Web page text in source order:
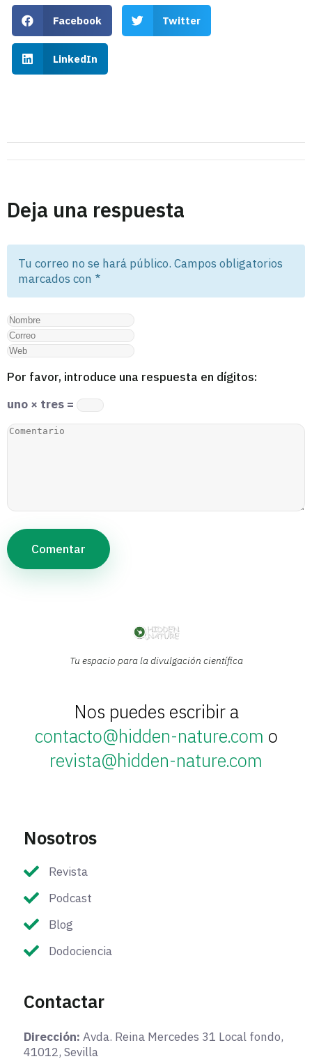
Facebook Twitter
LinkedIn
Deja una respuesta
Tu correo no se hará público. Campos obligatorios
marcados con *
Por favor, introduce una respuesta en dígitos:
uno × tres =
Tu espacio para la divulgación científica
Nos puedes escribir a
contacto@hidden-nature.com o
revista@hidden-nature.com
Nosotros
Revista
Podcast
Blog
Dodociencia
Contactar
Dirección: Avda. Reina Mercedes 31 Local fondo,
41012, Sevilla